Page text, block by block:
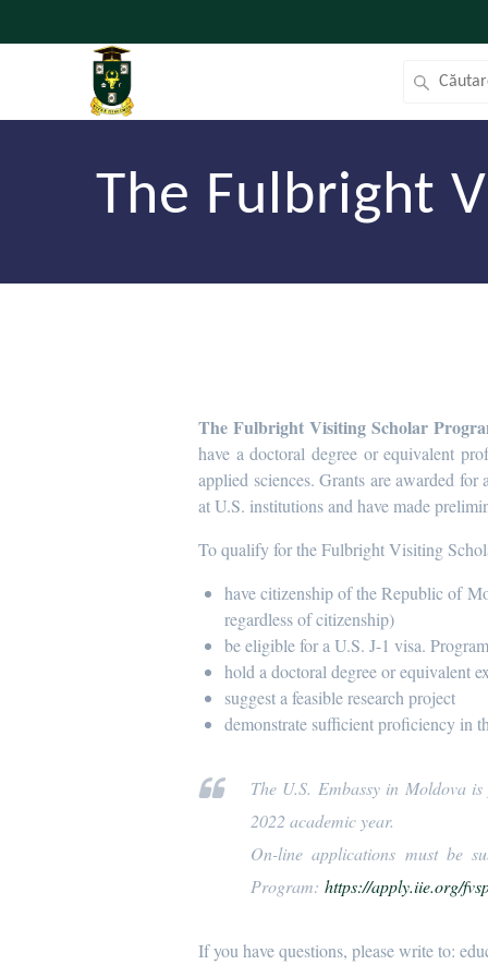
The Fulbright
The Fulbright Visiting Scholar
have a doctoral degree or equivalent
applied sciences. Grants are awarded
at U.S. institutions and have made
To qualify for the Fulbright Visiting
have citizenship of the Republic of
regardless of citizenship)
be eligible for a U.S. J-1 visa.
hold a doctoral degree or equivalent
suggest a feasible research project
demonstrate sufficient proficiency in
The U.S. Embassy in Moldova
2022 academic year.
On-line applications must be
Program: https://apply.iie.org/
If you have questions, please write to: